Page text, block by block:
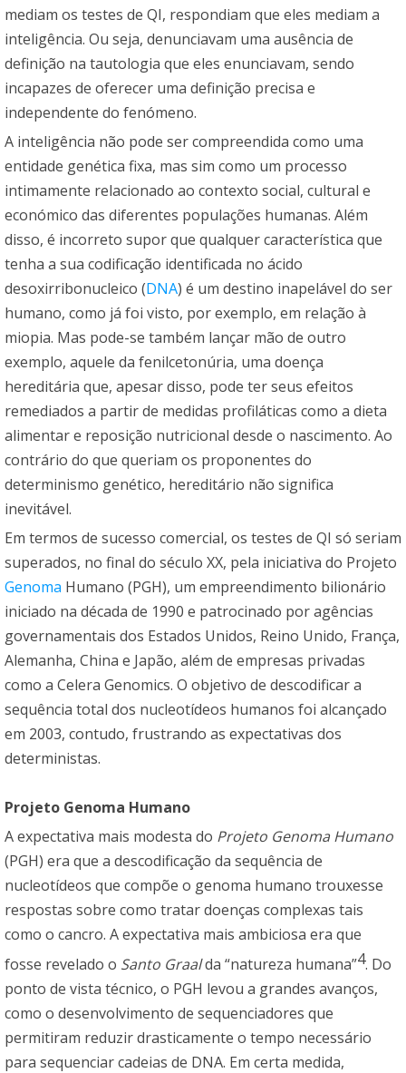
mediam os testes de QI, respondiam que eles mediam a
inteligência. Ou seja, denunciavam uma ausência de
definição na tautologia que eles enunciavam, sendo
incapazes de oferecer uma definição precisa e
independente do fenómeno.
A inteligência não pode ser compreendida como uma
entidade genética fixa, mas sim como um processo
intimamente relacionado ao contexto social, cultural e
económico das diferentes populações humanas. Além
disso, é incorreto supor que qualquer característica que
tenha a sua codificação identificada no ácido
desoxirribonucleico (DNA) é um destino inapelável do ser
humano, como já foi visto, por exemplo, em relação à
miopia. Mas pode-se também lançar mão de outro
exemplo, aquele da fenilcetonúria, uma doença
hereditária que, apesar disso, pode ter seus efeitos
remediados a partir de medidas profiláticas como a dieta
alimentar e reposição nutricional desde o nascimento. Ao
contrário do que queriam os proponentes do
determinismo genético, hereditário não significa
inevitável.
Em termos de sucesso comercial, os testes de QI só seriam
superados, no final do século XX, pela iniciativa do Projeto
Genoma Humano (PGH), um empreendimento bilionário
iniciado na década de 1990 e patrocinado por agências
governamentais dos Estados Unidos, Reino Unido, França,
Alemanha, China e Japão, além de empresas privadas
como a Celera Genomics. O objetivo de descodificar a
sequência total dos nucleotídeos humanos foi alcançado
em 2003, contudo, frustrando as expectativas dos
deterministas.
Projeto Genoma Humano
A expectativa mais modesta do Projeto Genoma Humano
(PGH) era que a descodificação da sequência de
nucleotídeos que compõe o genoma humano trouxesse
respostas sobre como tratar doenças complexas tais
como o cancro. A expectativa mais ambiciosa era que
fosse revelado o Santo Graalda “natureza humana”4. Do
ponto de vista técnico, o PGH levou a grandes avanços,
como o desenvolvimento de sequenciadores que
permitiram reduzir drasticamente o tempo necessário
para sequenciar cadeias de DNA. Em certa medida,